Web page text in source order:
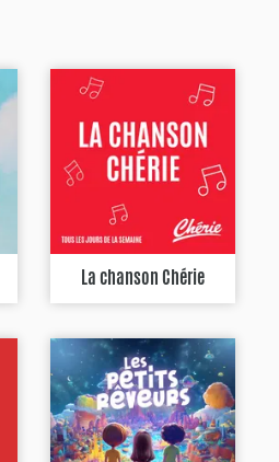
La chanson Chérie